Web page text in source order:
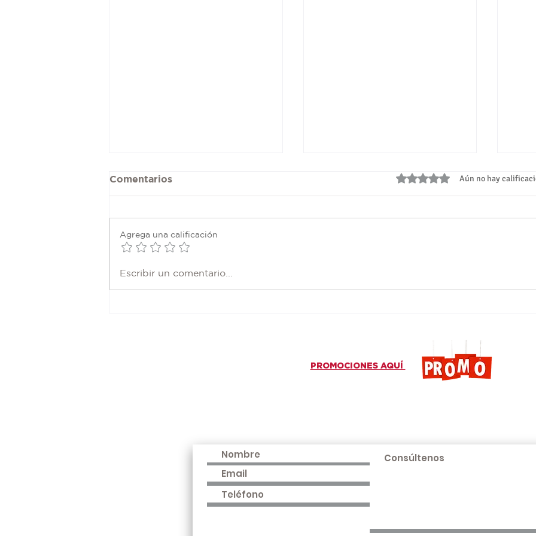
El color preciso para
Comentarios Obtuvo 0 de 5 estrellas.
Aún no hay
Agrega una calificación
Escribir un comentario...
PROMOCIONES AQUÍ